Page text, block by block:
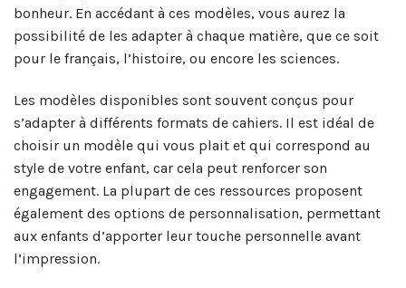
bonheur. En accédant à ces modèles, vous aurez la
possibilité de les adapter à chaque matière, que ce soit
pour le français, l’histoire, ou encore les sciences.
Les modèles disponibles sont souvent conçus pour
s’adapter à différents formats de cahiers. Il est idéal de
choisir un modèle qui vous plait et qui correspond au
style de votre enfant, car cela peut renforcer son
engagement. La plupart de ces ressources proposent
également des options de personnalisation, permettant
aux enfants d’apporter leur touche personnelle avant
l’impression.